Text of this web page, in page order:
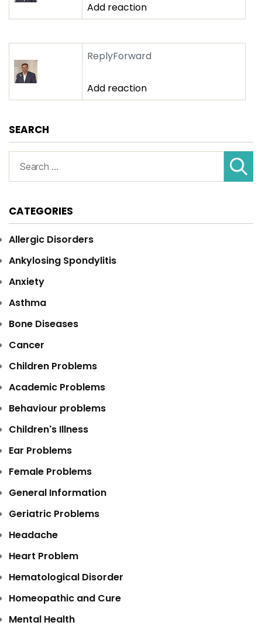
Add reaction
ReplyForward
Add reaction
SEARCH
for:
CATEGORIES
Allergic Disorders
Ankylosing Spondylitis
Anxiety
Asthma
Bone Diseases
Cancer
Children Problems
Academic Problems
Behaviour problems
Children's Illness
Ear Problems
Female Problems
General Information
Geriatric Problems
Headache
Heart Problem
Hematological Disorder
Homeopathic and Cure
Mental Health